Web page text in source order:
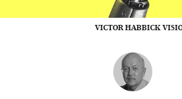
VICTOR HABBICK